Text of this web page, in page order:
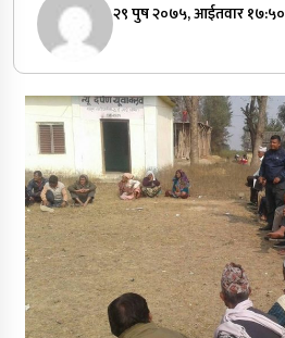
२९ पुष २०७५, आईतवार १७:५०